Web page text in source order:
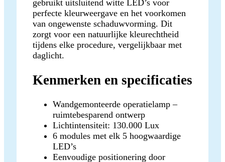
gebruikt uitsluitend witte LED’s voor
perfecte kleurweergave en het voorkomen
van ongewenste schaduwvorming. Dit
zorgt voor een natuurlijke kleurechtheid
tijdens elke procedure, vergelijkbaar met
daglicht.
Kenmerken en specificaties
Wandgemonteerde operatielamp –
ruimtebesparend ontwerp
Lichtintensiteit: 130.000 Lux
6 modules met elk 5 hoogwaardige
LED’s
Eenvoudige positionering door